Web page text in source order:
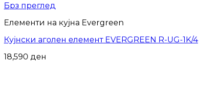
Брз преглед
Елементи на кујна Evergreen
Кујнски аголен елемент EVERGREEN R-UG-1K/4
18,590 ден